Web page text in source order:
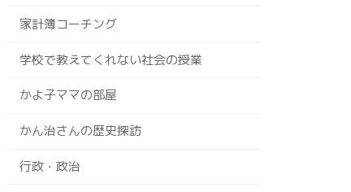
家計簿コーチング
学校で教えてくれない社会の授業
かよ子ママの部屋
かん治さんの歴史探訪
行政・政治